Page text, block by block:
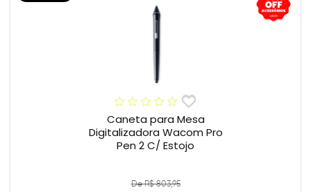
Caneta para Mesa
Digitalizadora Wacom Pro
Pen 2 C/ Estojo
De R$ 803,95